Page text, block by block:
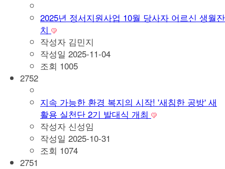
2025년 정서지원사업 10월 당사자 어르신 생월잔
치
작성자 김민지
작성일 2025-11-04
조회 1005
2752
지속 가능한 환경 복지의 시작! '새침한 공방' 새
활용 실천단 2기 발대식 개최
작성자 신성임
작성일 2025-10-31
조회 1074
2751